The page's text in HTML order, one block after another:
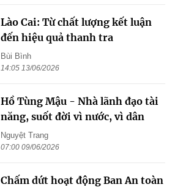
Lào Cai: Từ chất lượng kết luận
đến hiệu quả thanh tra
Bùi Bình
14:05 13/06/2026
Hồ Tùng Mậu - Nhà lãnh đạo tài
năng, suốt đời vì nước, vì dân
Nguyệt Trang
07:00 09/06/2026
Chấm dứt hoạt động Ban An toàn